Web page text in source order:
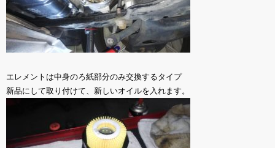
エレメントは中身のろ紙部分のみ交換するタイプ
新品にして取り付けて、新しいオイルを入れます。